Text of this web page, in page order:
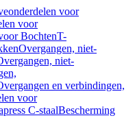
voor
voor
BochtenT-
Overgangen, niet-
niet-
en verbindingen,
voor
C-staalBescherming